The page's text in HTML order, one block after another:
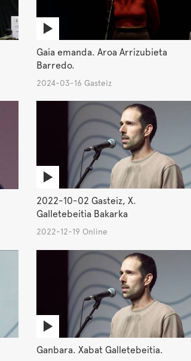
Gaia emanda. Aroa Arrizubieta
Barredo.
2024-03-16 Gasteiz
2022-10-02 Gasteiz, X.
Galletebeitia Bakarka
2022-12-19 Online
Ganbara. Xabat Galletebeitia.